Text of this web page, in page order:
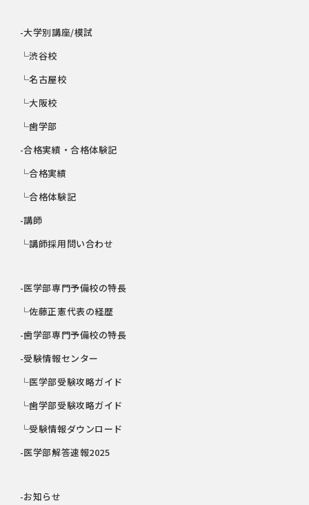
-大学別講座/模試
└渋谷校
└名古屋校
└大阪校
└歯学部
-合格実績・合格体験記
└合格実績
└合格体験記
-講師
└講師採用問い合わせ
-医学部専門予備校の特長
└佐藤正憲代表の経歴
-歯学部専門予備校の特長
-受験情報センター
└医学部受験攻略ガイド
└歯学部受験攻略ガイド
└受験情報ダウンロード
-医学部解答速報2025
-お知らせ